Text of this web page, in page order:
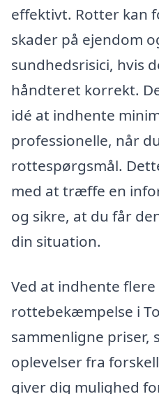
effektivt. Rotter kan
skader på ejendom
sundhedsrisici, hvis
håndteret korrekt.
idé at indhente
professionelle, når
rottespørgsmål.
med at træffe en
og sikre, at du får
din situation.
Ved at indhente
rottebekæmpelse i
sammenligne priser,
oplevelser fra
giver dig mulighed